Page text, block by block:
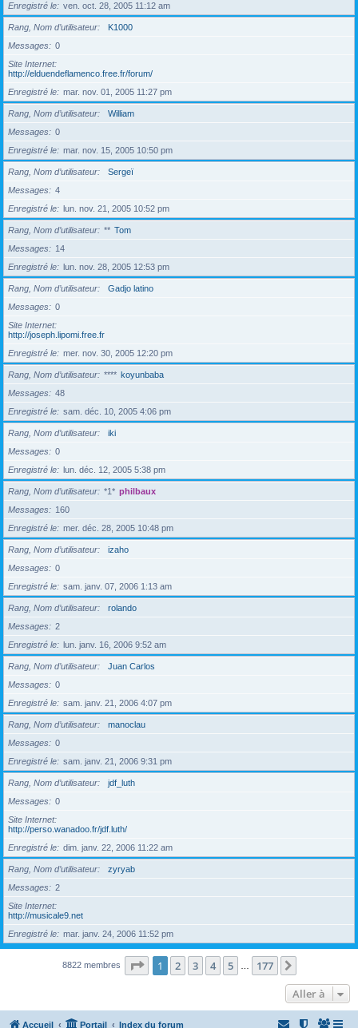
Enregistré le
ven. oct. 28, 2005 11:12 am
Rang, Nom d’utilisateur
K1000
Messages
0
Site Internet
http://elduendeflamenco.free.fr/forum/
Enregistré le
mar. nov. 01, 2005 11:27 pm
Rang, Nom d’utilisateur
William
Messages
0
Enregistré le
mar. nov. 15, 2005 10:50 pm
Rang, Nom d’utilisateur
Sergeï
Messages
4
Enregistré le
lun. nov. 21, 2005 10:52 pm
Rang, Nom d’utilisateur ** Tom
Messages
14
Enregistré le
lun. nov. 28, 2005 12:53 pm
Rang, Nom d’utilisateur
Gadjo latino
Messages
0
Site Internet
http://joseph.lipomi.free.fr
Enregistré le
mer. nov. 30, 2005 12:20 pm
Rang, Nom d’utilisateur **** koyunbaba
Messages
48
Enregistré le
sam. déc. 10, 2005 4:06 pm
Rang, Nom d’utilisateur
iki
Messages
0
Enregistré le
lun. déc. 12, 2005 5:38 pm
Rang, Nom d’utilisateur *1* philbaux
Messages
160
Enregistré le
mer. déc. 28, 2005 10:48 pm
Rang, Nom d’utilisateur
izaho
Messages
0
Enregistré le
sam. janv. 07, 2006 1:13 am
Rang, Nom d’utilisateur
rolando
Messages
2
Enregistré le
lun. janv. 16, 2006 9:52 am
Rang, Nom d’utilisateur
Juan Carlos
Messages
0
Enregistré le
sam. janv. 21, 2006 4:07 pm
Rang, Nom d’utilisateur
manoclau
Messages
0
Enregistré le
sam. janv. 21, 2006 9:31 pm
Rang, Nom d’utilisateur
jdf_luth
Messages
0
Site Internet
http://perso.wanadoo.fr/jdf.luth/
Enregistré le
dim. janv. 22, 2006 11:22 am
Rang, Nom d’utilisateur
zyryab
Messages
2
Site Internet
http://musicale9.net
Enregistré le
mar. janv. 24, 2006 11:52 pm
8822 membres Page 1sur177
1 2 3 4 5 177
Aller à
Accueil Portail Index du forum